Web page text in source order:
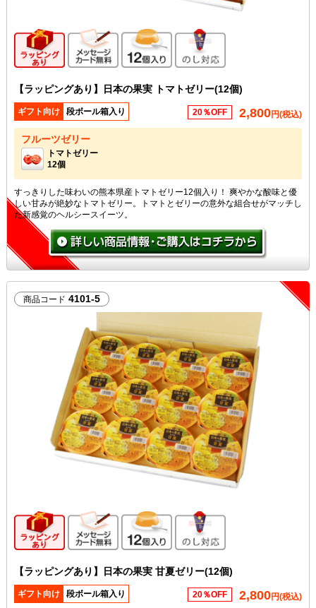
ギフト向け商品メッセージカード無料
12個入り のし対応
【ラッピングあり】日本の果実 トマトゼリー(12個)
ギフト向け 段ボール箱入り 20％OFF 2,800円(税込)
フルーツゼリー
トマトゼリー
12個
すっきりした味わいの熊本県産トマトゼリー12個入り！ 爽やかな酸味と優
しい甘みが絶妙なトマトゼリー。トマトとゼリーの意外な組合せがマッチし
た新感覚のヘルシースイーツ。
商品コード 4101-5
ギフト向け商品メッセージカード無料
12個入り のし対応
【ラッピングあり】日本の果実 甘夏ゼリー(12個)
ギフト向け 段ボール箱入り 20％OFF 2,800円(税込)